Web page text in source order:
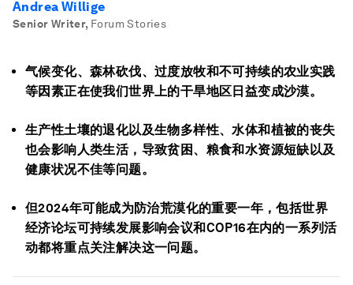
Andrea Willige
Senior Writer, Forum Stories
气候变化、森林砍伐、过度放牧和不可持续的农业实践
等因素正在使我们世界上的干旱地区日益变成沙漠。
生产性土壤的退化以及生物多样性、水体和植被的丧失
也会影响人类生活，导致贫困、粮食和水资源短缺以及
健康状况不佳等问题。
但2024年可能成为防治荒漠化的重要一年，包括世界
经济论坛可持续发展影响会议和COP16在内的一系列活
动都将重点关注解决这一问题。